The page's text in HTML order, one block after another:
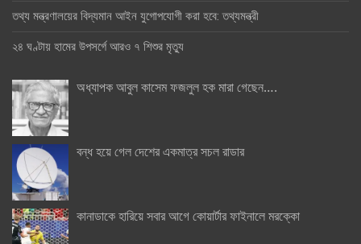
তথ্য মন্ত্রণালয়ের বিদ্যমান আইন যুগোপযোগী করা হবে: তথ্যমন্ত্রী
২৪ ঘণ্টায় হামের উপসর্গে আরও ৭ শিশুর মৃত্যু
অধ্যাপক আবুল কাসেম ফজলুল হক মারা গেছেন….
বন্ধ হয়ে গেল দেশের একমাত্র সচল রাডার
কানাডাকে হারিয়ে সবার আগে কোয়ার্টার ফাইনালে মরক্কো